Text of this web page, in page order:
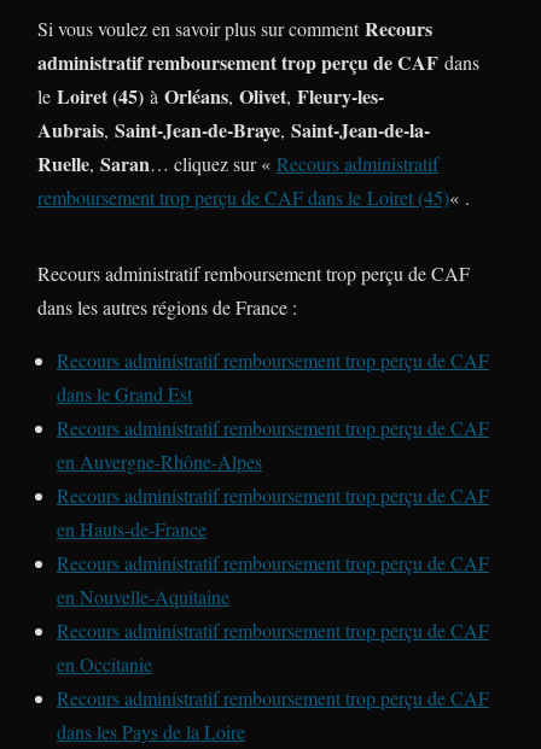
Si vous voulez en savoir plus sur commentRecours
administratif remboursement trop perçu de CAF dans
le Loiret (45) à Orléans, Olivet, Fleury-les-
Aubrais, Saint-Jean-de-Braye, Saint-Jean-de-la-
Ruelle, Saran… cliquez sur « Recours administratif
remboursement trop perçu de CAF dans le Loiret (45)« .
Recours administratif remboursement trop perçu de CAF
dans les autres régions de France :
Recours administratif remboursement trop perçu de CAF
dans le Grand Est
Recours administratif remboursement trop perçu de CAF
en Auvergne-Rhône-Alpes
Recours administratif remboursement trop perçu de CAF
en Hauts-de-France
Recours administratif remboursement trop perçu de CAF
en Nouvelle-Aquitaine
Recours administratif remboursement trop perçu de CAF
en Occitanie
Recours administratif remboursement trop perçu de CAF
dans les Pays de la Loire